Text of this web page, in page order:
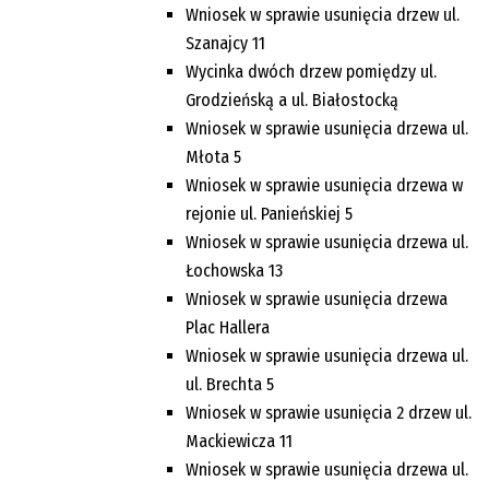
Wniosek w sprawie usunięcia drzew ul.
Szanajcy 11
Wycinka dwóch drzew pomiędzy ul.
Grodzieńską a ul. Białostocką
Wniosek w sprawie usunięcia drzewa ul.
Młota 5
Wniosek w sprawie usunięcia drzewa w
rejonie ul. Panieńskiej 5
Wniosek w sprawie usunięcia drzewa ul.
Łochowska 13
Wniosek w sprawie usunięcia drzewa
Plac Hallera
Wniosek w sprawie usunięcia drzewa ul.
ul. Brechta 5
Wniosek w sprawie usunięcia 2 drzew ul.
Mackiewicza 11
Wniosek w sprawie usunięcia drzewa ul.